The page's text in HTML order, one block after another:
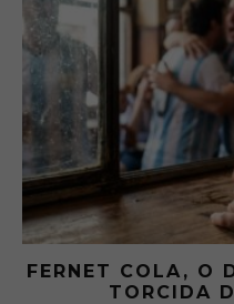
FERNET COLA, O
TORCIDA